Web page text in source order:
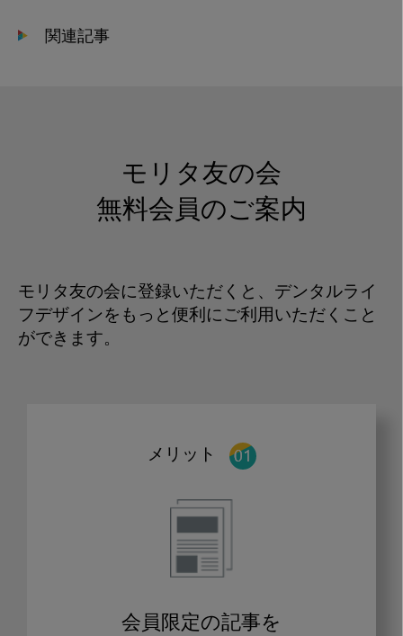
関連記事
モリタ友の会
無料会員のご案内
モリタ友の会に登録いただくと、デンタルライ
フデザインをもっと便利にご利用いただくこと
ができます。
メリット
会員限定の記事を